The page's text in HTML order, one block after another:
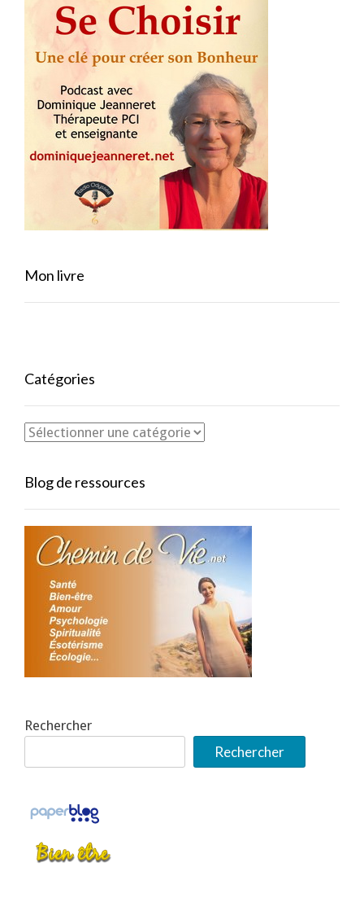
Mon livre
Catégories
Blog de ressources
Rechercher
Rechercher